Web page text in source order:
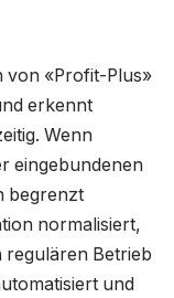
von «Profit-Plus»
erkennt
Wenn
eingebundenen
begrenzt
normalisiert,
regulären Betrieb
und